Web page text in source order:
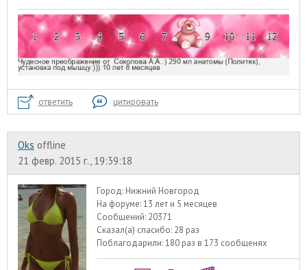
ответить цитировать
Oks offline
21 февр. 2015 г., 19:39:18
Город: Нижний Новгород
На форуме:13 лет и 5 месяцев
Сообщений: 20371
Сказал(а) спасибо: 28 раз
Поблагодарили:180 раз в 173 сообщенях